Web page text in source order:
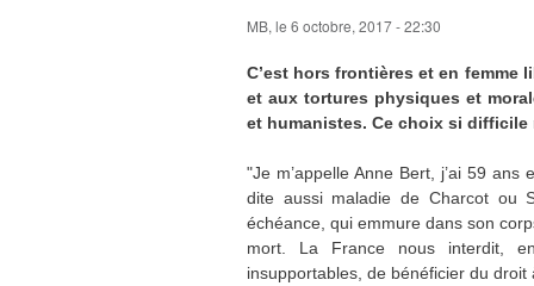
MB, le 6 octobre, 2017 - 22:30
C’est hors frontières et en femme
et aux tortures physiques et
et humanistes. Ce choix si difficile
"Je m’appelle Anne Bert, j’ai 59
dite aussi maladie de Charcot ou
échéance, qui emmure dans son
mort. La France nous interdit,
insupportables, de bénéficier du droit